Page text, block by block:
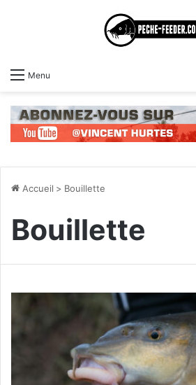
Menu
Accueil > Bouillette
Bouillette